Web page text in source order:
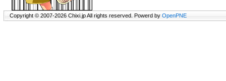
Copyright © 2007-2026 Chixi.jp All rights reserved. Powerd by OpenPNE